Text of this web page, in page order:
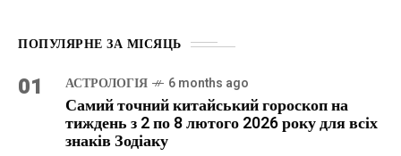
ПОПУЛЯРНЕ ЗА МІСЯЦЬ
01 АСТРОЛОГІЯ 6 months ago
Самий точний китайський гороскоп на
тиждень з 2 по 8 лютого 2026 року для всіх
знаків Зодіаку